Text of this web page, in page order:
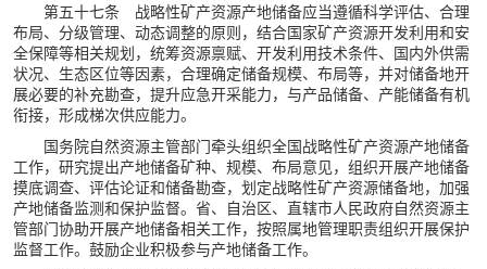
第五十七条 战略性矿产资源产地储备应当遵循科学评估、合理
布局、分级管理、动态调整的原则，结合国家矿产资源开发利用和安
全保障等相关规划，统筹资源禀赋、开发利用技术条件、国内外供需
状况、生态区位等因素，合理确定储备规模、布局等，并对储备地开
展必要的补充勘查，提升应急开采能力，与产品储备、产能储备有机
衔接，形成梯次供应能力。
国务院自然资源主管部门牵头组织全国战略性矿产资源产地储备
工作，研究提出产地储备矿种、规模、布局意见，组织开展产地储备
摸底调查、评估论证和储备勘查，划定战略性矿产资源储备地，加强
产地储备监测和保护监督。省、自治区、直辖市人民政府自然资源主
管部门协助开展产地储备相关工作，按照属地管理职责组织开展保护
监督工作。鼓励企业积极参与产地储备工作。